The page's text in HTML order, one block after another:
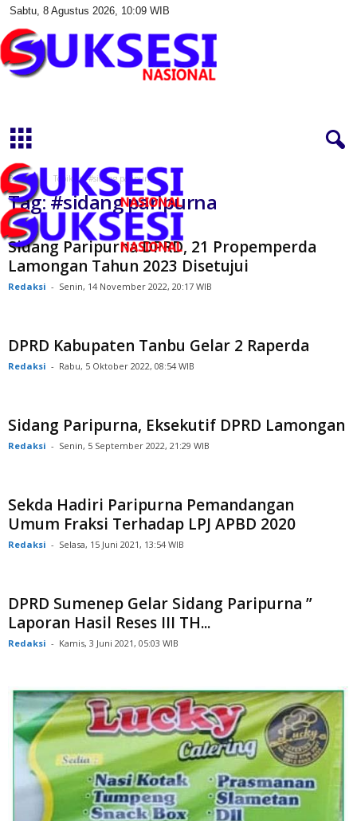
Sabtu, 8 Agustus 2026, 10:09 WIB
s
i
a
s
Beranda Topik #sidang paripurna
Tag: #sidang paripurna
Sidang Paripurna DPRD, 21 Propemperda
Lamongan Tahun 2023 Disetujui
Redaksi - Senin, 14 November 2022, 20:17 WIB
DPRD Kabupaten Tanbu Gelar 2 Raperda
Redaksi - Rabu, 5 Oktober 2022, 08:54 WIB
Sidang Paripurna, Eksekutif DPRD Lamongan
Redaksi - Senin, 5 September 2022, 21:29 WIB
Sekda Hadiri Paripurna Pemandangan
Umum Fraksi Terhadap LPJ APBD 2020
Redaksi - Selasa, 15 Juni 2021, 13:54 WIB
DPRD Sumenep Gelar Sidang Paripurna ”
Laporan Hasil Reses III TH...
Redaksi - Kamis, 3 Juni 2021, 05:03 WIB